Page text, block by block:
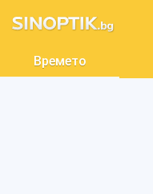
Времето